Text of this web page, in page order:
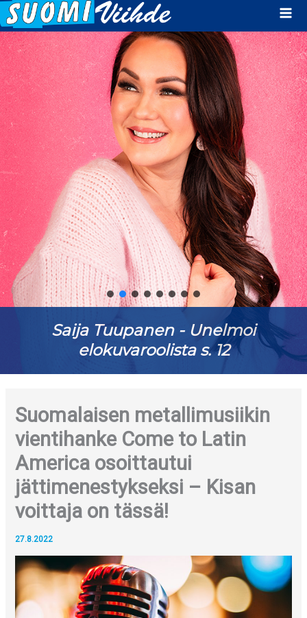
Saija Tuupanen - Unelmoi
elokuvaroolista s. 12
Suomalaisen metallimusiikin
vientihanke Come to Latin
America osoittautui
jättimenestykseksi – Kisan
voittaja on tässä!
27.8.2022